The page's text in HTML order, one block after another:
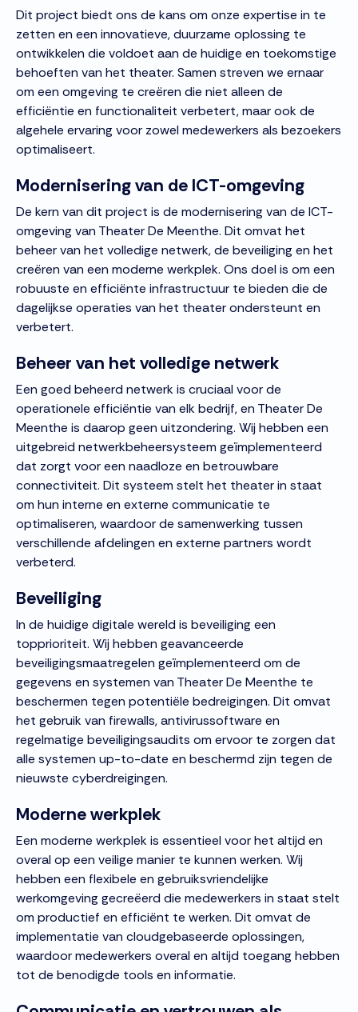
Dit project biedt ons de kans om onze expertise in te
zetten en een innovatieve, duurzame oplossing te
ontwikkelen die voldoet aan de huidige en toekomstige
behoeften van het theater. Samen streven we ernaar
om een omgeving te creëren die niet alleen de
efficiëntie en functionaliteit verbetert, maar ook de
algehele ervaring voor zowel medewerkers als bezoekers
optimaliseert.
Modernisering van de ICT-omgeving
De kern van dit project is de modernisering van de ICT-
omgeving van Theater De Meenthe. Dit omvat het
beheer van het volledige netwerk, de beveiliging en het
creëren van een moderne werkplek. Ons doel is om een
robuuste en efficiënte infrastructuur te bieden die de
dagelijkse operaties van het theater ondersteunt en
verbetert.
Beheer van het volledige netwerk
Een goed beheerd netwerk is cruciaal voor de
operationele efficiëntie van elk bedrijf, en Theater De
Meenthe is daarop geen uitzondering. Wij hebben een
uitgebreid netwerkbeheersysteem geïmplementeerd
dat zorgt voor een naadloze en betrouwbare
connectiviteit. Dit systeem stelt het theater in staat
om hun interne en externe communicatie te
optimaliseren, waardoor de samenwerking tussen
verschillende afdelingen en externe partners wordt
verbeterd.
Beveiliging
In de huidige digitale wereld is beveiliging een
topprioriteit. Wij hebben geavanceerde
beveiligingsmaatregelen geïmplementeerd om de
gegevens en systemen van Theater De Meenthe te
beschermen tegen potentiële bedreigingen. Dit omvat
het gebruik van firewalls, antivirussoftware en
regelmatige beveiligingsaudits om ervoor te zorgen dat
alle systemen up-to-date en beschermd zijn tegen de
nieuwste cyberdreigingen.
Moderne werkplek
Een moderne werkplek is essentieel voor het altijd en
overal op een veilige manier te kunnen werken. Wij
hebben een flexibele en gebruiksvriendelijke
werkomgeving gecreëerd die medewerkers in staat stelt
om productief en efficiënt te werken. Dit omvat de
implementatie van cloudgebaseerde oplossingen,
waardoor medewerkers overal en altijd toegang hebben
tot de benodigde tools en informatie.